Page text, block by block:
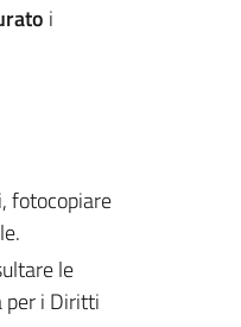
i
fotocopiare
le
per i Diritti